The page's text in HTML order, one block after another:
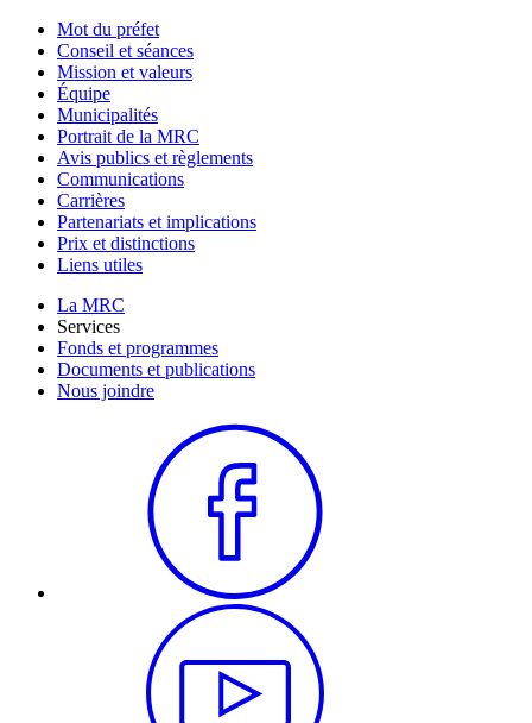
Mot du préfet
Conseil et séances
Mission et valeurs
Équipe
Municipalités
Portrait de la MRC
Avis publics et règlements
Communications
Carrières
Partenariats et implications
Prix et distinctions
Liens utiles
La MRC
Services
Fonds et programmes
Documents et publications
Nous joindre